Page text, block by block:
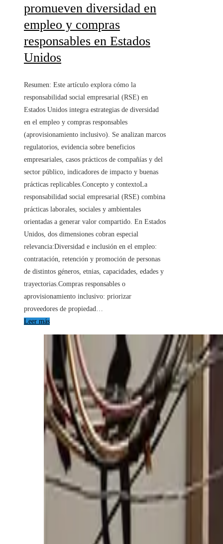
promueven diversidad en
empleo y compras
responsables en Estados
Unidos
Resumen: Este artículo explora cómo la
responsabilidad social empresarial (RSE) en
Estados Unidos integra estrategias de diversidad
en el empleo y compras responsables
(aprovisionamiento inclusivo). Se analizan marcos
regulatorios, evidencia sobre beneficios
empresariales, casos prácticos de compañías y del
sector público, indicadores de impacto y buenas
prácticas replicables.Concepto y contextoLa
responsabilidad social empresarial (RSE) combina
prácticas laborales, sociales y ambientales
orientadas a generar valor compartido. En Estados
Unidos, dos dimensiones cobran especial
relevancia:Diversidad e inclusión en el empleo:
contratación, retención y promoción de personas
de distintos géneros, etnias, capacidades, edades y
trayectorias.Compras responsables o
aprovisionamiento inclusivo: priorizar
proveedores de propiedad…
Leer más